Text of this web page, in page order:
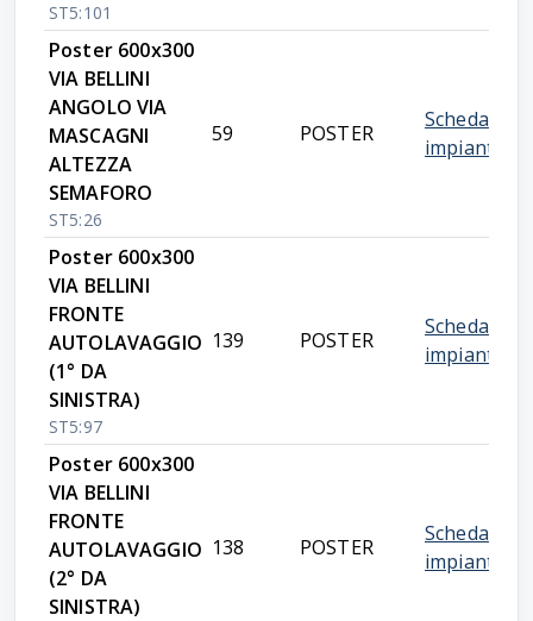
ST5:101
Poster 600x300
VIA BELLINI
ANGOLO VIA
MASCAGNI
ALTEZZA
SEMAFORO
ST5:26
59 POSTER
Scheda
impianto
Poster 600x300
VIA BELLINI
FRONTE
AUTOLAVAGGIO
(1° DA
SINISTRA)
ST5:97
139 POSTER
Scheda
impianto
Poster 600x300
VIA BELLINI
FRONTE
AUTOLAVAGGIO
(2° DA
SINISTRA)
138 POSTER
Scheda
impianto